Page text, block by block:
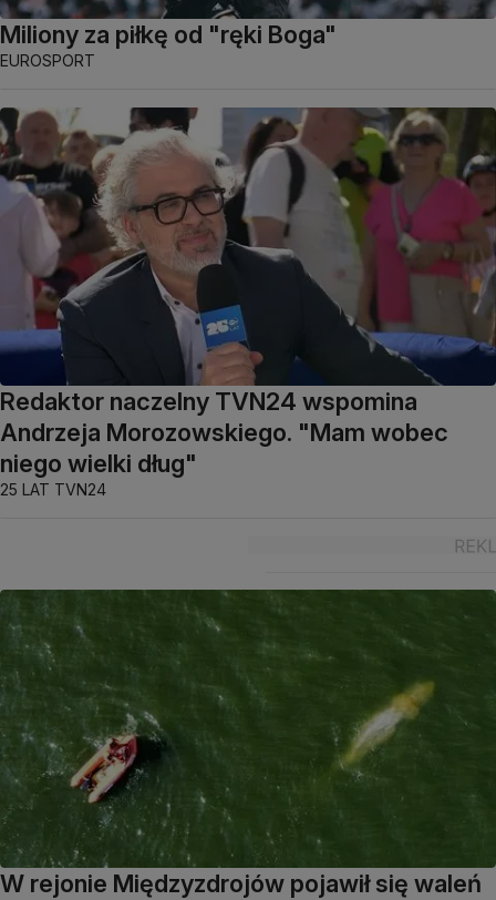
Miliony za piłkę od "ręki Boga"
EUROSPORT
Redaktor naczelny TVN24 wspomina
Andrzeja Morozowskiego. "Mam wobec
niego wielki dług"
25 LAT TVN24
W rejonie Międzyzdrojów pojawił się waleń